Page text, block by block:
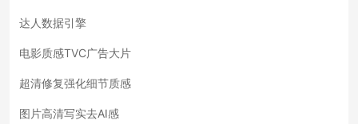
达人数据引擎
电影质感TVC广告大片
超清修复强化细节质感
图片高清写实去AI感